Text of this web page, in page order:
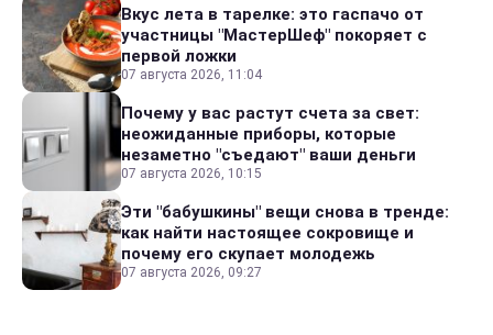
Вкус лета в тарелке: это гаспачо от
участницы "МастерШеф" покоряет с
первой ложки
07 августа 2026, 11:04
Почему у вас растут счета за свет:
неожиданные приборы, которые
незаметно "съедают" ваши деньги
07 августа 2026, 10:15
Эти "бабушкины" вещи снова в тренде:
как найти настоящее сокровище и
почему его скупает молодежь
07 августа 2026, 09:27